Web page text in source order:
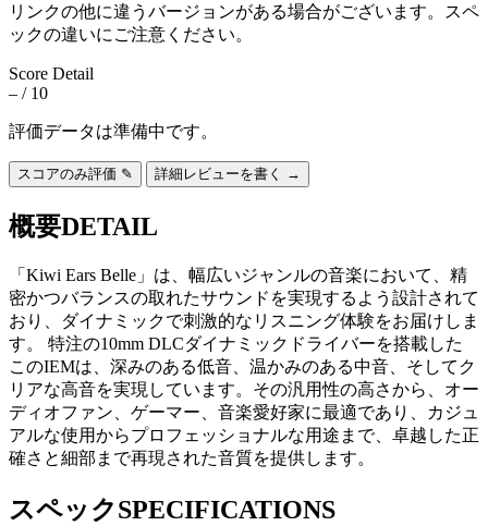
リンクの他に違うバージョンがある場合がございます。スペ
ックの違いにご注意ください。
Score Detail
– / 10
評価データは準備中です。
スコアのみ評価 ✎ 詳細レビューを書く →
概要DETAIL
「Kiwi Ears Belle」は、幅広いジャンルの音楽において、精
密かつバランスの取れたサウンドを実現するよう設計されて
おり、ダイナミックで刺激的なリスニング体験をお届けしま
す。 特注の10mm DLCダイナミックドライバーを搭載した
このIEMは、深みのある低音、温かみのある中音、そしてク
リアな高音を実現しています。その汎用性の高さから、オー
ディオファン、ゲーマー、音楽愛好家に最適であり、カジュ
アルな使用からプロフェッショナルな用途まで、卓越した正
確さと細部まで再現された音質を提供します。
スペックSPECIFICATIONS